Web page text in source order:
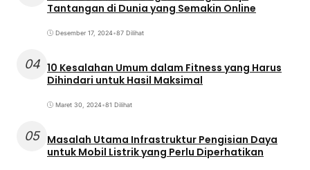
Tantangan di Dunia yang Semakin Online
Desember 17, 2024•87 Dilihat
04 10 Kesalahan Umum dalam Fitness yang Harus
Dihindari untuk Hasil Maksimal
Maret 30, 2024•81 Dilihat
05 Masalah Utama Infrastruktur Pengisian Daya
untuk Mobil Listrik yang Perlu Diperhatikan